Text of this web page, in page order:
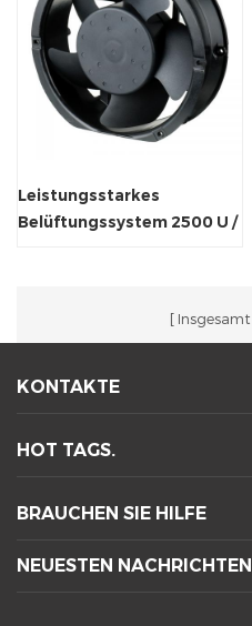
Leistungsstarkes
Belüftungssystem 2500 U /
Insgesamt
KONTAKTE
HOT TAGS.
BRAUCHEN SIE HILFE
NEUESTEN NACHRICHTEN